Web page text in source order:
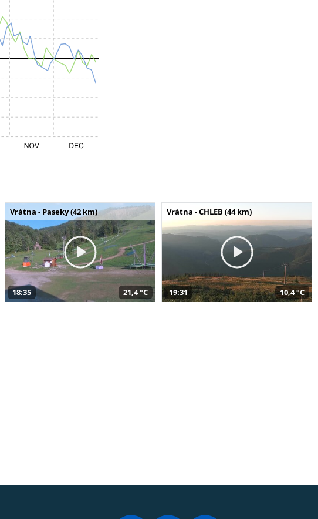
Vrátna - Paseky (42 km)
18:35 21,4 °C
Vrátna - CHLEB (44 km)
19:31 10,4 °C